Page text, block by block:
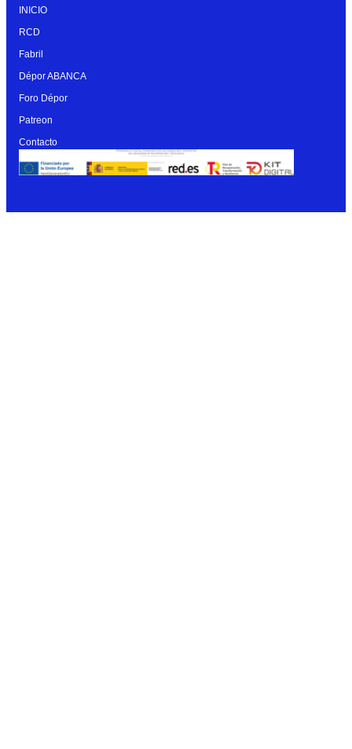
INICIO
RCD
Fabril
Dépor ABANCA
Foro Dépor
Patreon
Contacto